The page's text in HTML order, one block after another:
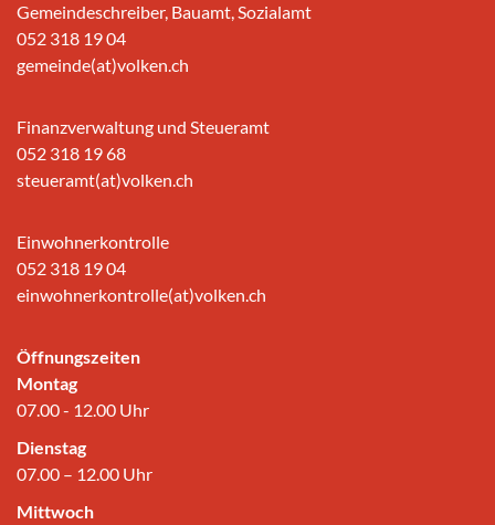
Gemeindeschreiber, Bauamt, Sozialamt
052 318 19 04
gemeinde(at)volken.ch
Finanzverwaltung und Steueramt
052 318 19 68
steueramt(at)volken.ch
Einwohnerkontrolle
052 318 19 04
einwohnerkontrolle(at)volken.ch
Öffnungszeiten
Montag
07.00 - 12.00 Uhr
Dienstag
07.00 – 12.00 Uhr
Mittwoch